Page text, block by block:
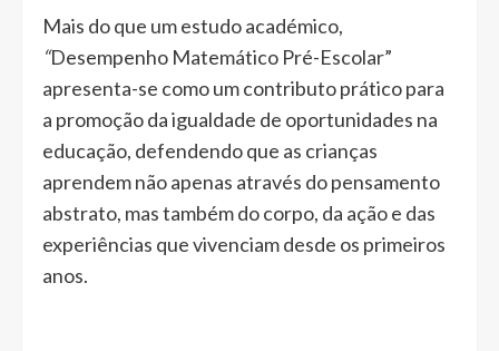
Mais do que um estudo académico,
“Desempenho Matemático Pré-Escolar”
apresenta-se como um contributo prático para
a promoção da igualdade de oportunidades na
educação, defendendo que as crianças
aprendem não apenas através do pensamento
abstrato, mas também do corpo, da ação e das
experiências que vivenciam desde os primeiros
anos.